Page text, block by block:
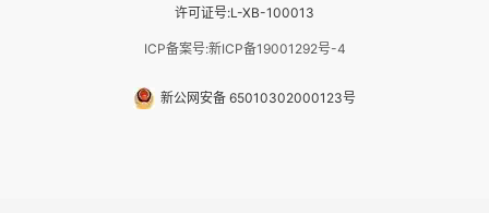
许可证号:L-XB-100013
ICP备案号:新ICP备19001292号-4
新公网安备 65010302000123号